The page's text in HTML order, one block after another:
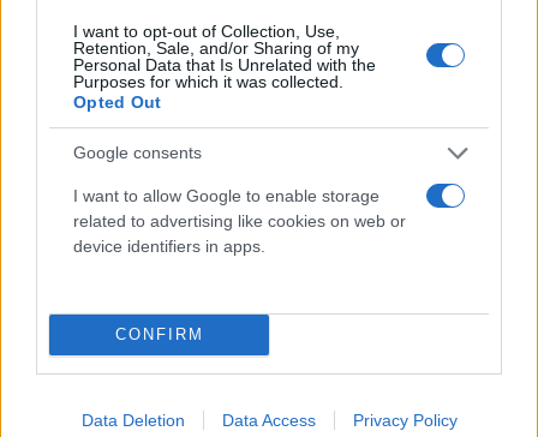
I want to opt-out of Collection, Use,
Retention, Sale, and/or Sharing of my
Personal Data that Is Unrelated with the
Purposes for which it was collected.
Opted Out
Google consents
I want to allow Google to enable storage
related to advertising like cookies on web or
device identifiers in apps.
CONFIRM
Data Deletion Data Access Privacy Policy
οι περισσότεροι Τούρκοι θα προτιμούσαν να δουν
την οικονομία να ανακάμπτει».